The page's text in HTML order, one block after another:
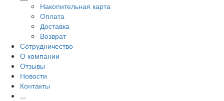
Накопительная карта
Оплата
Доставка
Возврат
Сотрудничество
О компании
Отзывы
Новости
Контакты
...